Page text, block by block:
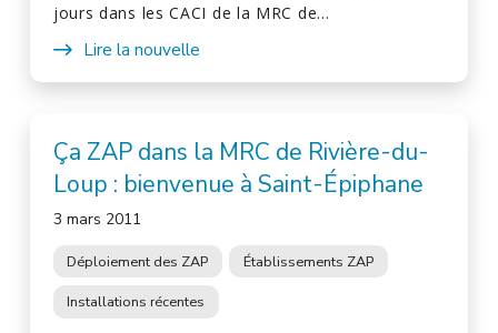
jours dans les CACI de la MRC de…
Lire la nouvelle
Ça ZAP dans la MRC de Rivière-du-
Loup : bienvenue à Saint-Épiphane
3 mars 2011
Déploiement des ZAP Établissements ZAP
Installations récentes